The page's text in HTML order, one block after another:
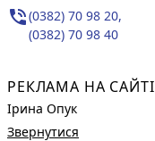
phone_in_talk(0382) 70 98 20,
(0382) 70 98 40
РЕКЛАМА НА САЙТІ
Ірина Опук
Звернутися